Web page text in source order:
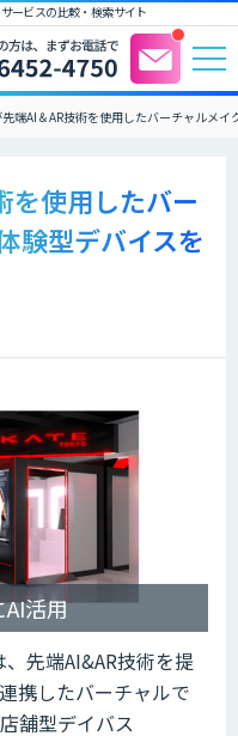
ービスの比較・検索サイト
先端AI＆AR技術を使用したバーチャルメ
を使用したバー
験型デバイスを
AI活用
先端AI&AR技術を提
携したバーチャルで
舗型デイバス